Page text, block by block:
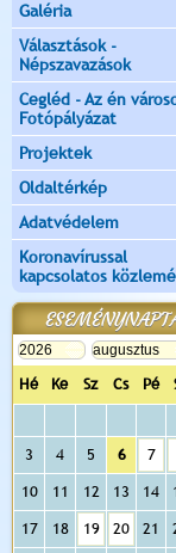
Galéria
Választások -
Népszavazások
Cegléd - Az én
Fotópályázat
Projektek
Oldaltérkép
Adatvédelem
Koronavírussal
kapcsolatos
Hé Ke Sz Cs Pé
3
4 5 6 7
10 11 12 13 14
17 18 19 20 21